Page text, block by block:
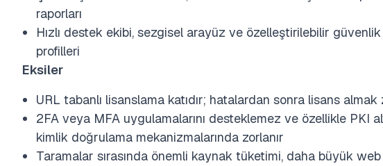
raporları
Hızlı destek ekibi, sezgisel arayüz ve özelleştirilebilir
profilleri
Eksiler
URL tabanlı lisanslama katıdır; hatalardan sonra lisans almak
2FA veya MFA uygulamalarını desteklemez ve özellikle PKI
kimlik doğrulama mekanizmalarında zorlanır
Taramalar sırasında önemli kaynak tüketimi, daha büyük